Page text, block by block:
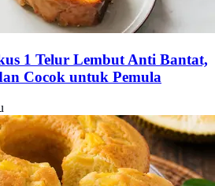
1 Telur Lembut Anti Bantat,
Cocok untuk Pemula